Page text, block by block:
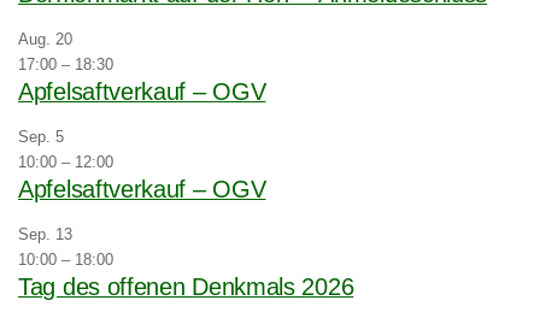
Aug. 20
17:00 – 18:30
Apfelsaftverkauf – OGV
Sep. 5
10:00 – 12:00
Apfelsaftverkauf – OGV
Sep. 13
10:00 – 18:00
Tag des offenen Denkmals 2026